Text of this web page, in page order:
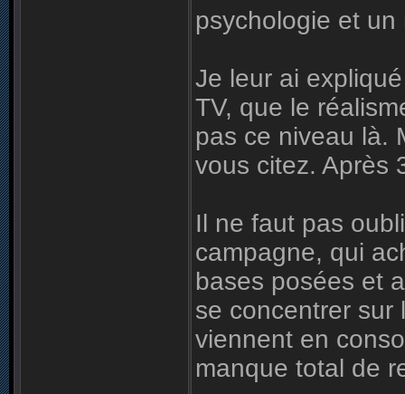
psychologie et un
Je leur ai
TV, que le
pas ce niveau là.
vous citez. Après
Il ne faut pas
campagne, qui
bases posées et
se concentrer sur
viennent en
manque total de